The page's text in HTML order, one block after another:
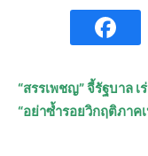
“สรรเพชญ” จี้รัฐบาล
“อย่าซ้ำรอยวิกฤติภาค